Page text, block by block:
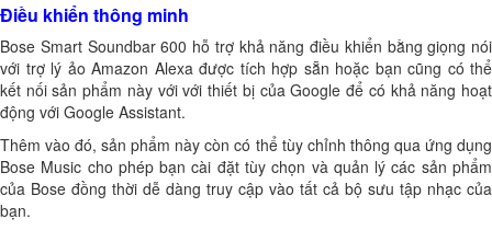
Điều khiển thông minh
Bose Smart Soundbar 600 hỗ trợ khả năng điều khiển bằng giọng nói
với trợ lý ảo Amazon Alexa được tích hợp sẵn hoặc bạn cũng có thể
kết nối sản phẩm này với với thiết bị của Google để có khả năng hoạt
động với Google Assistant.
Thêm vào đó, sản phẩm này còn có thể tùy chỉnh thông qua ứng dụng
Bose Music cho phép bạn cài đặt tùy chọn và quản lý các sản phẩm
của Bose đồng thời dễ dàng truy cập vào tất cả bộ sưu tập nhạc của
bạn.